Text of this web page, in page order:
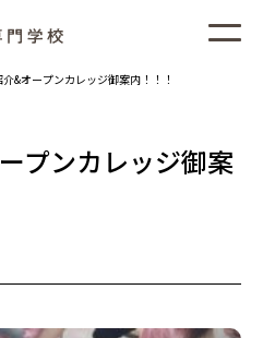
&オープンカレッジ御案内！！！
プンカレッジ御案